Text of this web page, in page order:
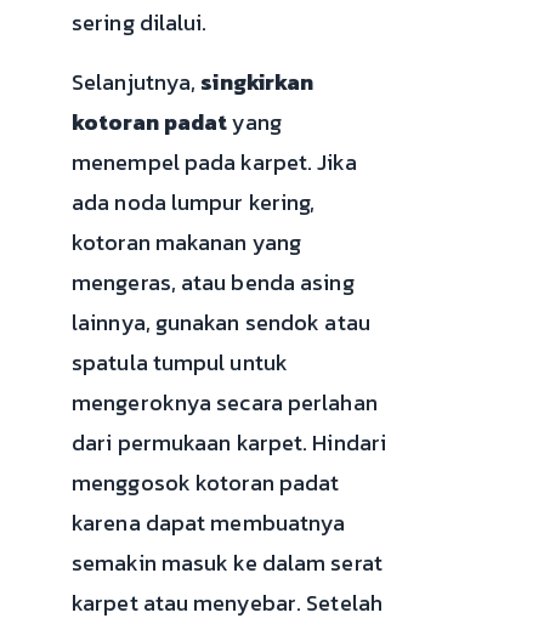
sering dilalui.
Selanjutnya, singkirkan
kotoran padatyang
menempel pada karpet. Jika
ada noda lumpur kering,
kotoran makanan yang
mengeras, atau benda asing
lainnya, gunakan sendok atau
spatula tumpul untuk
mengeroknya secara perlahan
dari permukaan karpet. Hindari
menggosok kotoran padat
karena dapat membuatnya
semakin masuk ke dalam serat
karpet atau menyebar. Setelah